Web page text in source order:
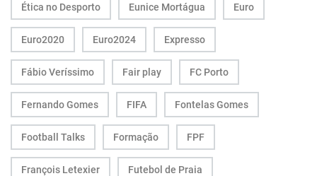
Ética no Desporto Eunice Mortágua Euro
Euro2020 Euro2024 Expresso
Fábio Veríssimo Fair play FC Porto
Fernando Gomes FIFA Fontelas Gomes
Football Talks Formação FPF
François Letexier Futebol de Praia